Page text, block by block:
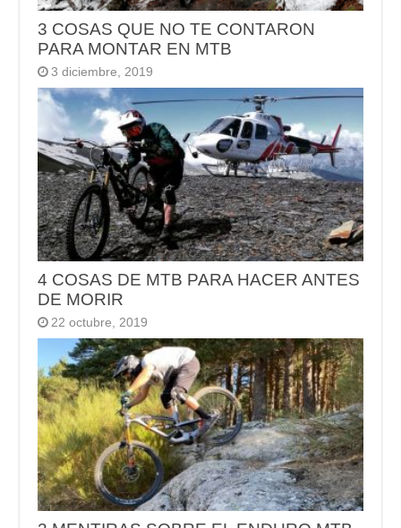
3 COSAS QUE NO TE CONTARON
PARA MONTAR EN MTB
3 diciembre, 2019
4 COSAS DE MTB PARA HACER ANTES
DE MORIR
22 octubre, 2019